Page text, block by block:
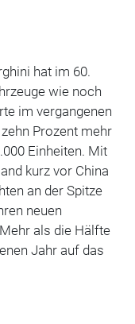
hat im 60.
wie noch
im vergangenen
Prozent mehr
Einheiten. Mit
kurz vor China
an der Spitze
neuen
als die Hälfte
Jahr auf das